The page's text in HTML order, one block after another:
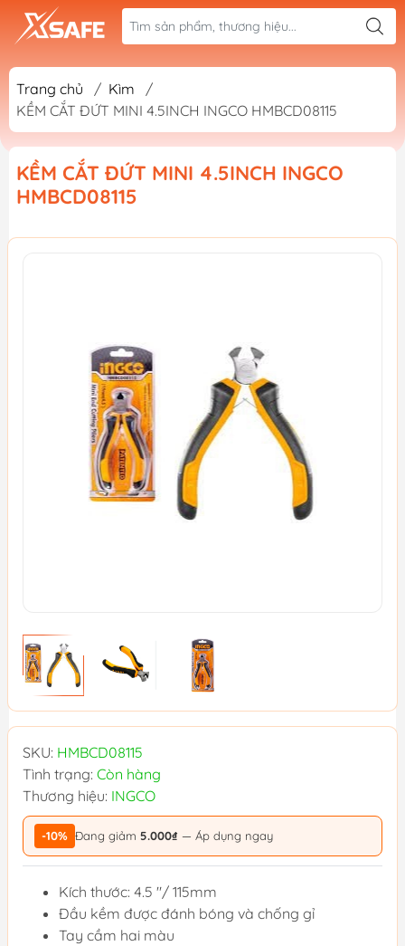
Trang chủ / Kìm
/
KỀM CẮT ĐỨT MINI 4.5INCH INGCO HMBCD08115
KỀM CẮT ĐỨT MINI 4.5INCH INGCO
HMBCD08115
SKU: HMBCD08115
Tình trạng: Còn hàng
Thương hiệu: INGCO
-10% Đang giảm 5.000₫ — Áp dụng ngay
Kích thước: 4.5 "/ 115mm
Đầu kềm được đánh bóng và chống gỉ
Tay cầm hai màu